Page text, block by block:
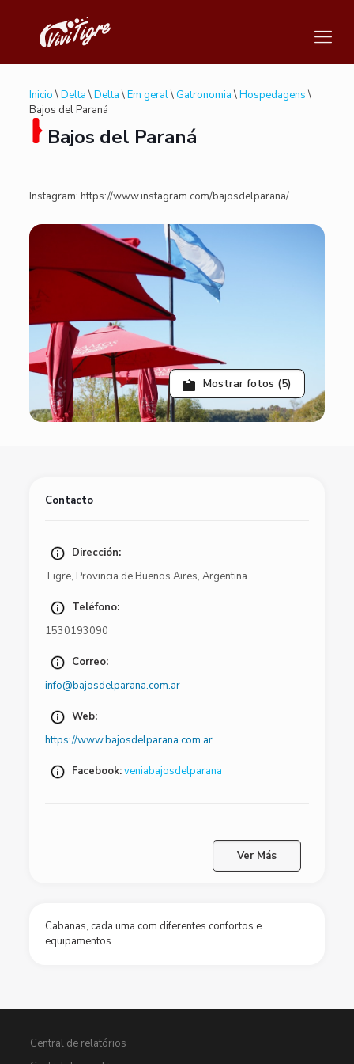
Inicio \Delta \Delta \Em geral\ Gatronomia \Hospedagens \
Bajos del Paraná
Bajos del Paraná
Instagram: https://www.instagram.com/bajosdelparana/
Mostrar fotos (5)
Contacto
Dirección:
Tigre, Provincia de Buenos Aires, Argentina
Teléfono:
1530193090
Correo:
info@bajosdelparana.com.ar
Web:
https://www.bajosdelparana.com.ar
Facebook:veniabajosdelparana
Ver Más
Cabanas, cada uma com diferentes confortos e
equipamentos.
Central de relatórios